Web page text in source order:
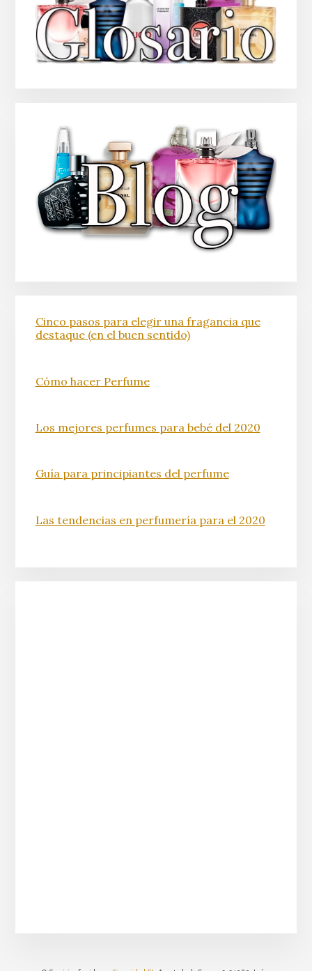
Cinco pasos para elegir una fragancia que
destaque (en el buen sentido)
Cómo hacer Perfume
Los mejores perfumes para bebé del 2020
Guía para principiantes del perfume
Las tendencias en perfumería para el 2020